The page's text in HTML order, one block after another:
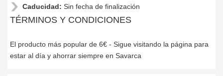
Caducidad: Sin fecha de finalización
TÉRMINOS Y CONDICIONES
El producto más popular de 6€ - Sigue visitando la página para
estar al día y ahorrar siempre en Savarca